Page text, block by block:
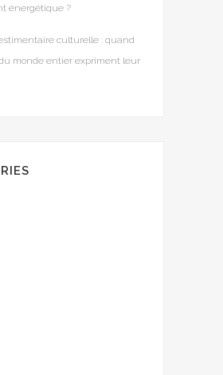
énergétique ?
culturelle : quand
monde entier expriment leur